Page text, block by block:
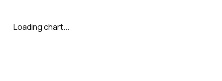
Loading chart...